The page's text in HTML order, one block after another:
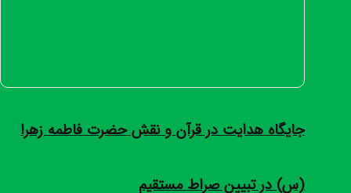
جایگاه هدایت در قرآن و نقش حضرت فاطمه زهرا
(س) در تبیین صراط مستقیم